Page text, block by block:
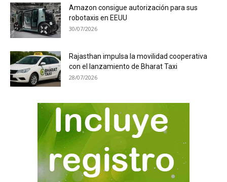
Amazon consigue autorización para sus
robotaxis en EEUU
30/07/2026
Rajasthan impulsa la movilidad cooperativa
con el lanzamiento de Bharat Taxi
28/07/2026